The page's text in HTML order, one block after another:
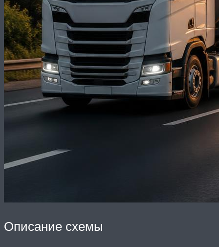
Описание схемы